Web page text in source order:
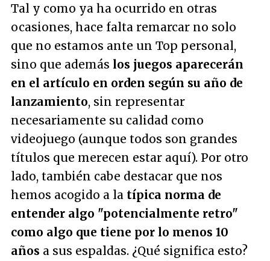
Tal y como ya ha ocurrido en otras
ocasiones, hace falta remarcar no solo
que no estamos ante un Top personal,
sino que además los juegos aparecerán
en el artículo en orden según su año de
lanzamiento, sin representar
necesariamente su calidad como
videojuego (aunque todos son grandes
títulos que merecen estar aquí). Por otro
lado, también cabe destacar que nos
hemos acogido a la típica norma de
entender algo "potencialmente retro"
como algo que tiene por lo menos 10
años a sus espaldas. ¿Qué significa esto?